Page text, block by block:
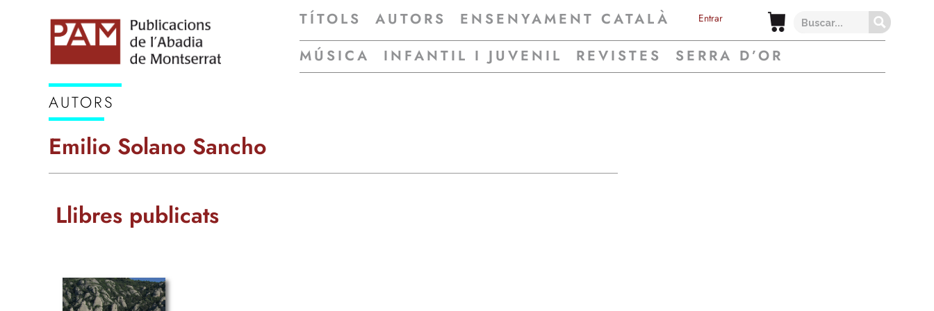
TÍTOLS AUTORS ENSENYAMENT CATALÀ Entrar
MÚSICA INFANTIL I JUVENIL REVISTES SERRA D’OR
AUTORS
Emilio Solano Sancho
Llibres publicats